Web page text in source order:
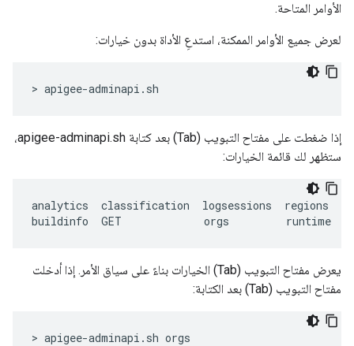
الأوامر المتاحة.
لعرض جميع الأوامر الممكنة، استدعِ الأداة بدون خيارات:
> apigee-adminapi.sh
إذا ضغطت على مفتاح التبويب (Tab) بعد كتابة apigee-adminapi.sh،
ستظهر لك قائمة الخيارات:
analytics classification logsessions regions
buildinfo
GET orgs runtime
يعرض مفتاح التبويب (Tab) الخيارات بناءً على سياق الأمر. إذا أدخلت
مفتاح التبويب (Tab) بعد الكتابة:
> apigee-adminapi.sh orgs